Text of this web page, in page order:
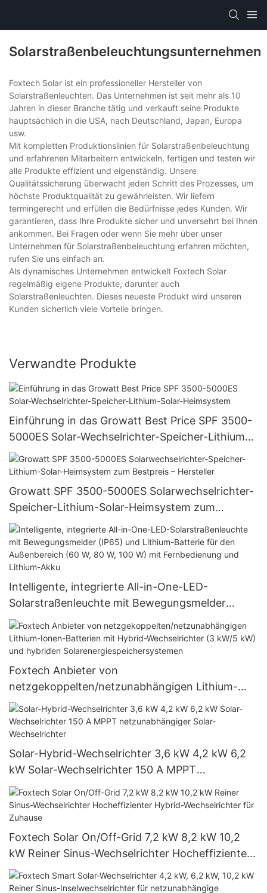
Solarstraßenbeleuchtungsunternehmen
Foxtech Solar ist ein professioneller Hersteller von
Solarstraßenleuchten. Das Unternehmen ist seit mehr als 10
Jahren in dieser Branche tätig und verkauft seine Produkte
hauptsächlich in die USA, nach Deutschland, Japan, Europa
usw.
Mit kompletten Produktionslinien für Solarstraßenbeleuchtung
und erfahrenen Mitarbeitern entwickeln, fertigen und testen wir
alle Produkte effizient und eigenständig. Unsere
Qualitätssicherung überwacht jeden Schritt des Prozesses, um
höchste Produktqualität zu gewährleisten. Wir liefern
termingerecht und erfüllen die Bedürfnisse jedes Kunden. Wir
garantieren, dass Ihre Produkte sicher und unversehrt bei Ihnen
ankommen. Bei Fragen oder wenn Sie mehr über unser
Unternehmen für Solarstraßenbeleuchtung erfahren möchten,
rufen Sie uns einfach an.
Als dynamisches Unternehmen entwickelt Foxtech Solar
regelmäßig eigene Produkte, darunter auch
Solarstraßenleuchten. Dieses neueste Produkt wird unseren
Kunden sicherlich viele Vorteile bringen.
Verwandte Produkte
Einführung in das Growatt Best Price SPF 3500-
5000ES Solar-Wechselrichter-Speicher-Lithium-
Solar-Heimsystem
Growatt SPF 3500-5000ES Solarwechselrichter-
Speicher-Lithium-Solar-Heimsystem zum
Bestpreis – Hersteller
Intelligente, integrierte All-in-One-LED-
Solarstraßenleuchte mit Bewegungsmelder
(IP65) und Lithium-Batterie für den
Außenbereich (60 W, 80 W, 100 W) mit
Fernbedienung und Lithium-Akku
Foxtech Anbieter von
netzgekoppelten/netzunabhängigen Lithium-
Ionen-Batterien mit Hybrid-Wechselrichter (3
kW/5 kW) und hybriden
Solarenergiespeichersystemen
Solar-Hybrid-Wechselrichter 3,6 kW 4,2 kW 6,2
kW Solar-Wechselrichter 150 A MPPT
netzunabhängiger Solar-Wechselrichter
Foxtech Solar On/Off-Grid 7,2 kW 8,2 kW 10,2
kW Reiner Sinus-Wechselrichter Hocheffizienter
Hybrid-Wechselrichter für Zuhause